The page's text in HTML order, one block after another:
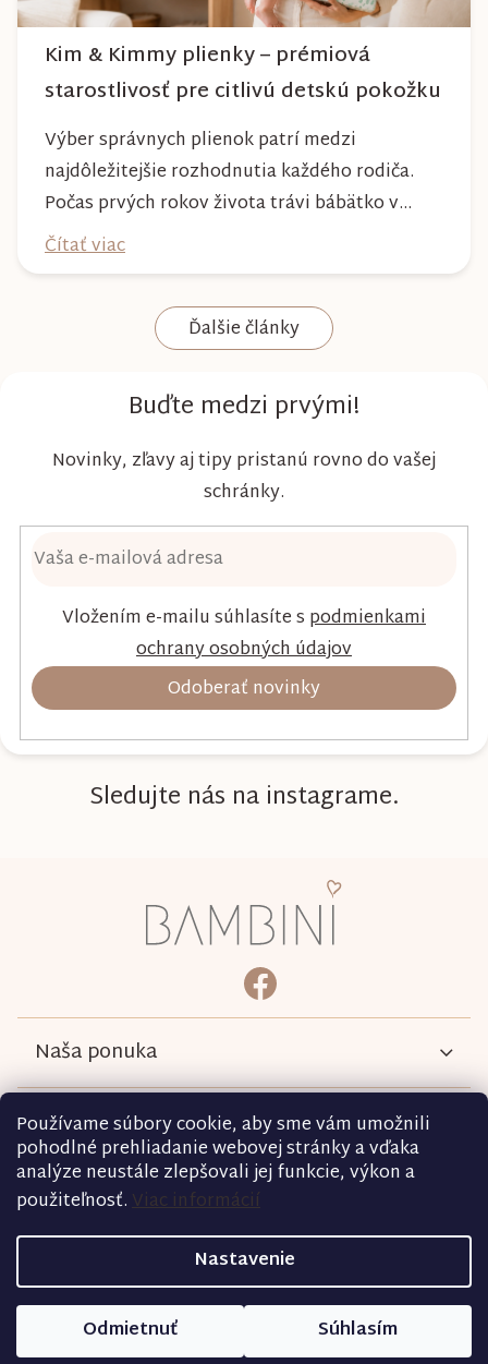
Používame súbory cookie, aby sme vám umožnili
pohodlné prehliadanie webovej stránky a vďaka
analýze neustále zlepšovali jej funkcie, výkon a
použiteľnosť.Viac informácií
Nastavenie
Odmietnuť Súhlasím
Kim & Kimmy plienky – prémiová
starostlivosť pre citlivú detskú pokožku
Výber správnych plienok patrí medzi
najdôležitejšie rozhodnutia každého rodiča.
Počas prvých rokov života trávi bábätko v
plienke väčšinu dňa, preto by mala poskytovať
nielen spoľahlivú ochranu, ale aj maximálny
komfort a šetrnosť k citlivej pokožke. Plienky
Kim & Kimmy boli vyvinuté s dôrazom na
Čítať viac
Ďalšie články
Buďte medzi prvými!
Novinky, zľavy aj tipy pristanú rovno do vašej
schránky.
Vložením e-mailu súhlasíte s podmienkami
ochrany osobných údajov
Odoberať novinky
Sledujte nás na instagrame.
bambini.kociky
https://www.facebook.com/
Naša ponuka
Informácie
Podmienky
Vytvoril Shoptet|D2 Solutions|Shopcode
Copyright 2026bambini.sk . Všetky práva vyhradené.